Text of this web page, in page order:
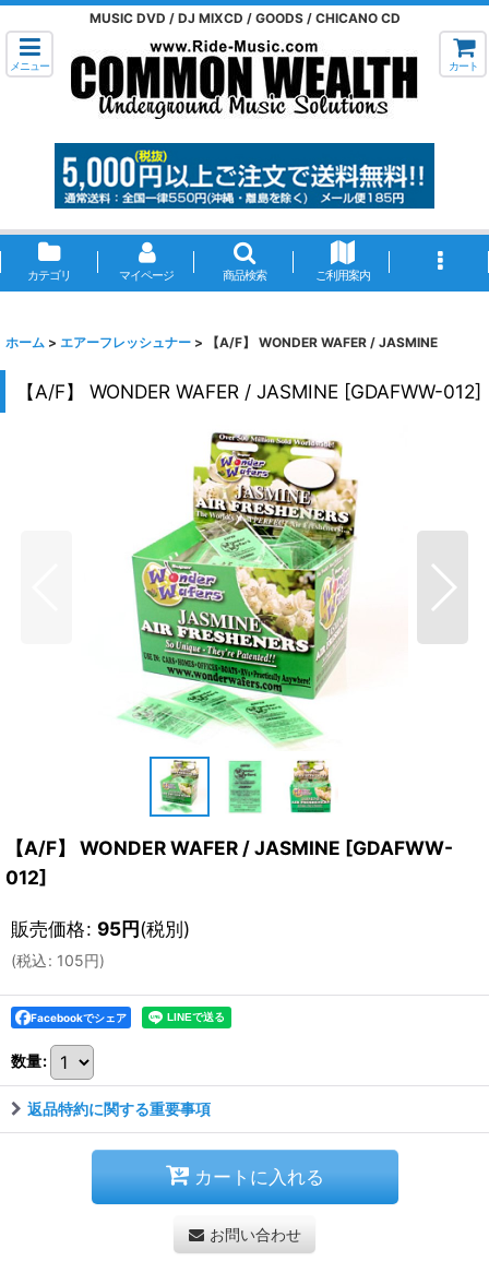
MUSIC DVD / DJ MIXCD / GOODS / CHICANO CD
メニュー カート
カテゴリ マイページ 商品検索 ご利用案内
ホーム > エアーフレッシュナー > 【A/F】 WONDER WAFER / JASMINE
【A/F】 WONDER WAFER / JASMINE [GDAFWW-012]
【A/F】 WONDER WAFER / JASMINE [GDAFWW-
012]
販売価格: 95円(税別)
(税込: 105円)
Facebookでシェア
数量:
返品特約に関する重要事項
カートに入れる
お問い合わせ